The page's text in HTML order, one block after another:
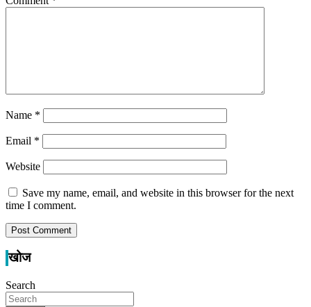
Name *
Email *
Website
Save my name, email, and website in this browser for the next
time I comment.
खोज
Search